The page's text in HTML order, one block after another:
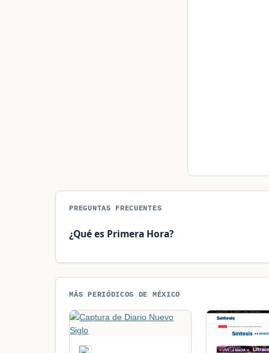
PREGUNTAS FRECUENTES
¿Qué es Primera Hora?
MÁS PERIÓDICOS DE MÉXICO